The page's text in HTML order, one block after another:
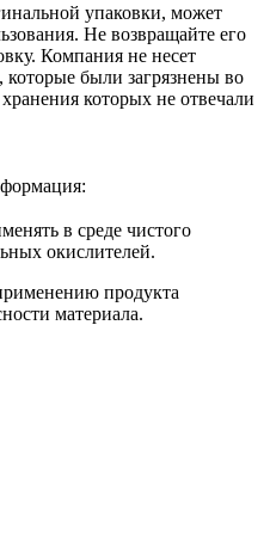
упаковки, может
Не возвращайте его
Компания не несет
которые были загрязнены во
которых не отвечали
в среде чистого
окислителей.
продукта
материала.